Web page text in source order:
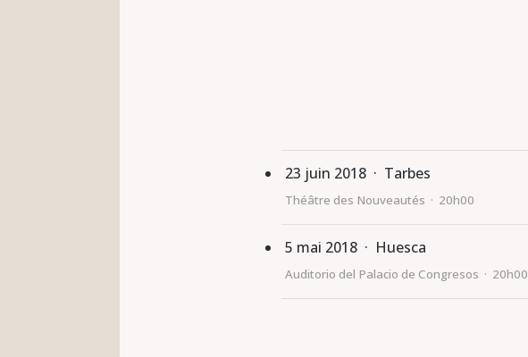
23 juin 2018 · Tarbes
Théâtre des Nouveautés · 20h00
5 mai 2018 · Huesca
Auditorio del Palacio de Congresos · 20h00